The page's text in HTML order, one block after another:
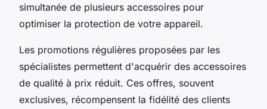
simultanée de plusieurs accessoires pour
optimiser la protection de votre appareil.
Les promotions régulières proposées par les
spécialistes permettent d'acquérir des accessoires
de qualité à prix réduit. Ces offres, souvent
exclusives, récompensent la fidélité des clients